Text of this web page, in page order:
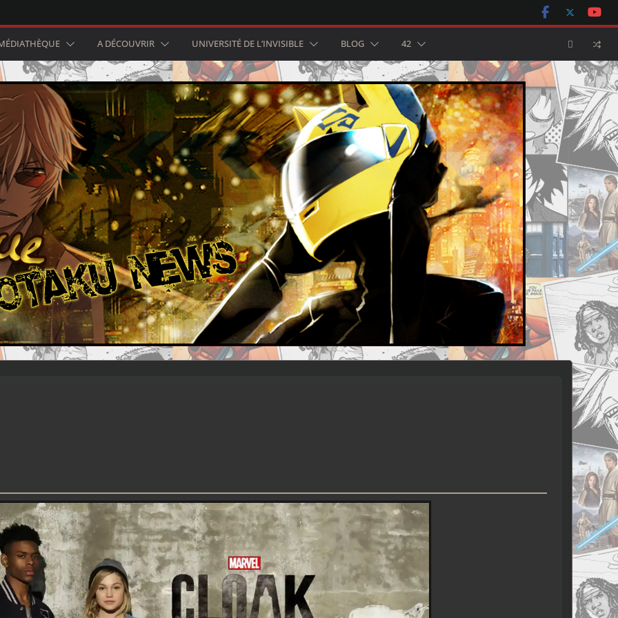
A DÉCOUVRIR UNIVERSITÉ DE L’INVISIBLE BLOG 42